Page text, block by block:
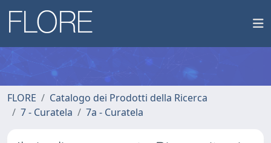
FLORE
Catalogo dei Prodotti della Ricerca
7 - Curatela
7a - Curatela